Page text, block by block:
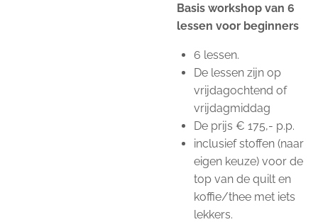
Basis workshop van 6
lessen voor beginners
6 lessen.
De lessen zijn op
vrijdagochtend of
vrijdagmiddag
De prijs € 175,- p.p.
inclusief stoffen (naar
eigen keuze) voor de
top van de quilt en
koffie/thee met iets
lekkers.